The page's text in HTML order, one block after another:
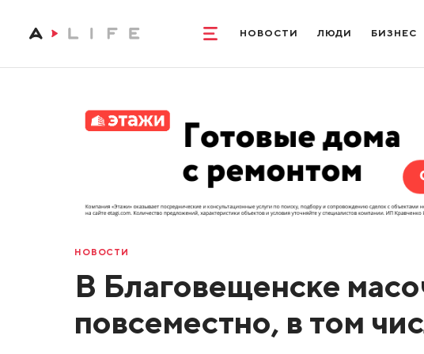
НОВОСТИ ЛЮДИ БИЗНЕС
НОВОСТИ
В Благовещенске
повсеместно, в том